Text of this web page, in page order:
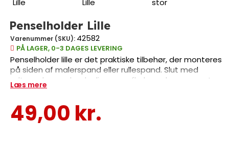
Penselholder Lille
Varenummer (SKU): 42582
PÅ LAGER, 0-3 DAGES LEVERING
Penselholder lille er det praktiske tilbehør, der monteres
på siden af malerspand eller rullespand. Slut med
udtørrede pensler der ligger og flyder – denne smarte
holder sikrer, at din pensel altid har et sikkert sted at
professionelle malere og gør-det-selv projekter hvor
effektivitet og orden er vigtig.
Læs mere
49,00 kr.